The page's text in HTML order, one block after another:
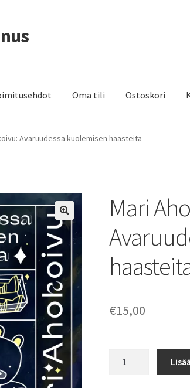
Oma tili Ostoskori
Avaruudessa kuolemisen haasteita
Mari
€15,00